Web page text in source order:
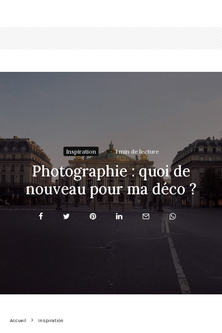
Inspiration · · 1 min de lecture
Photographie : quoi de
nouveau pour ma déco ?
Accueil Inspiration